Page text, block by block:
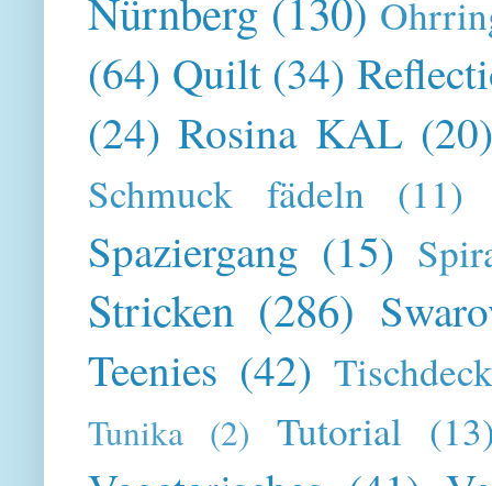
Nürnberg (130)
(64) Quilt (34)
(24) Rosina KAL
Schmuck fädeln (11)
Spaziergang (15)
Stricken (286)
Teenies (42)
Tunika (2) Tutorial